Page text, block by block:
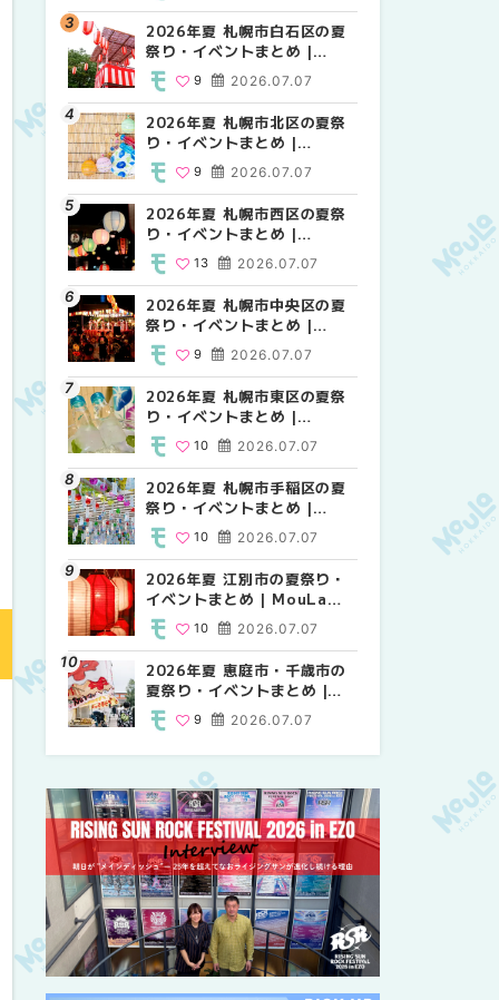
2026年夏 札幌市白石区の夏
祭り・イベントまとめ |
MouLa HOKKAIDO
2026.07.07
9
2026年夏 札幌市北区の夏祭
り・イベントまとめ |
MouLa HOKKAIDO
2026.07.07
9
2026年夏 札幌市西区の夏祭
り・イベントまとめ |
MouLa HOKKAIDO
2026.07.07
13
2026年夏 札幌市中央区の夏
祭り・イベントまとめ |
MouLa HOKKAIDO
2026.07.07
9
2026年夏 札幌市東区の夏祭
り・イベントまとめ |
MouLa HOKKAIDO
2026.07.07
10
2026年夏 札幌市手稲区の夏
祭り・イベントまとめ |
MouLa HOKKAIDO
2026.07.07
10
2026年夏 江別市の夏祭り・
イベントまとめ | MouLa
HOKKAIDO 2026.07.07
10
2026年夏 恵庭市・千歳市の
夏祭り・イベントまとめ |
MouLa HOKKAIDO
2026.07.07
9
2026年夏 札幌市西区の夏祭
り・イベントまとめ |
13
2026年夏 札幌市豊平区の夏
祭り・イベントまとめ |
9
2026年夏 札幌市北区の夏祭
り・イベントまとめ |
9
2026年夏 札幌市清田区の夏
祭り・イベントまとめ |
6
2026年夏 札幌市手稲区の夏
祭り・イベントまとめ |
10
2026年夏 札幌市中央区の夏
祭り・イベントまとめ |
9
2026年夏 札幌市南区の夏祭
り・イベントまとめ |
8
札幌の麻辣湯（マーラータ
ン）おすすめ専門店9選！本
徹底比較 | MouLa
5
2026年夏 札幌市白石区の夏
祭り・イベントまとめ |
9
2026年夏 札幌市西区の夏祭
り・イベントまとめ |
13
2026年夏 札幌市清田区の夏
祭り・イベントまとめ |
6
2026年夏 札幌市手稲区の夏
祭り・イベントまとめ |
10
2026年夏 札幌市豊平区の夏
祭り・イベントまとめ |
9
2026年夏 札幌市東区の夏祭
り・イベントまとめ |
10
2026年夏 札幌市南区の夏祭
り・イベントまとめ |
8
札幌の麻辣湯（マーラータ
ン）おすすめ専門店6選！本
徹底比較 | MouLa
5